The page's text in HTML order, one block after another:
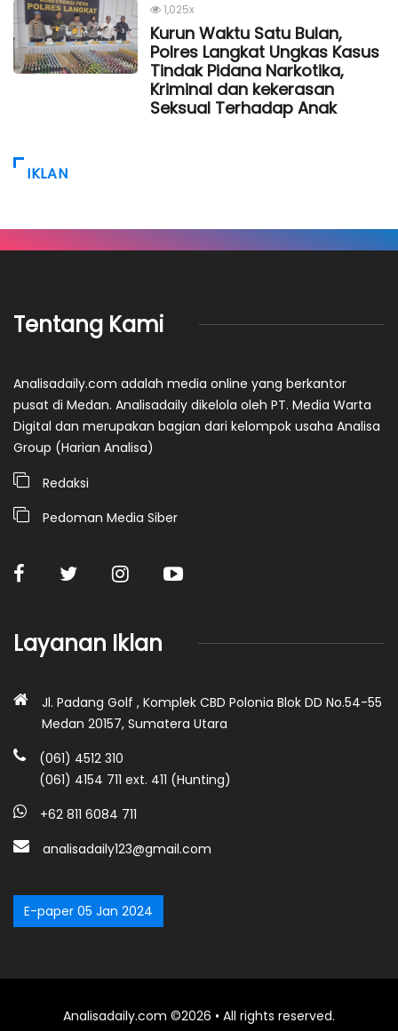
1,025x
Kurun Waktu Satu Bulan,
Polres Langkat Ungkas Kasus
Tindak Pidana Narkotika,
Kriminal dan kekerasan
Seksual Terhadap Anak
IKLAN
Tentang Kami
Analisadaily.com adalah media online yang berkantor
pusat di Medan. Analisadaily dikelola oleh PT. Media Warta
Digital dan merupakan bagian dari kelompok usaha Analisa
Group (Harian Analisa)
Redaksi
Pedoman Media Siber
Layanan Iklan
Jl. Padang Golf , Komplek CBD Polonia Blok DD No.54-55
Medan 20157, Sumatera Utara
(061) 4512 310
(061) 4154 711 ext. 411 (Hunting)
+62 811 6084 711
analisadaily123@gmail.com
E-paper 05 Jan 2024
Analisadaily.com ©2026 • All rights reserved.